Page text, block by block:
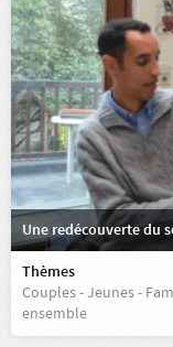
Une redécouverte du
Thèmes
Couples - Jeunes -
ensemble